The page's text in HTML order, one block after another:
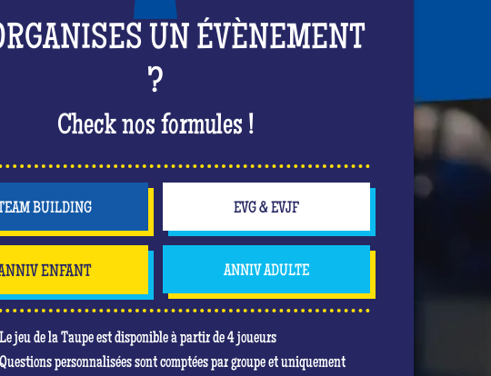
UN ÉVÈNEMENT
?
Check nos formules !
BUILDING EVG & EVJF
ENFANT ANNIV ADULTE
Le jeu de la Taupe est disponible à partir de 4 joueurs
personnalisées sont comptées par groupe et uniquement